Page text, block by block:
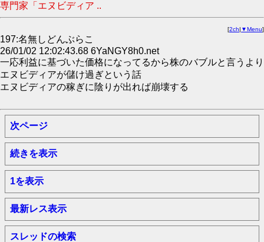
専門家「エヌビディア ..
[2ch| ▼Menu]
197:名無しどんぶらこ
26/01/02 12:02:43.68 6YaNGY8h0.net
一応利益に基づいた価格になってるから株のバブルと言うより
エヌビディアが儲け過ぎという話
エヌビディアの稼ぎに陰りが出れば崩壊する
次ページ
続きを表示
1を表示
最新レス表示
スレッドの検索